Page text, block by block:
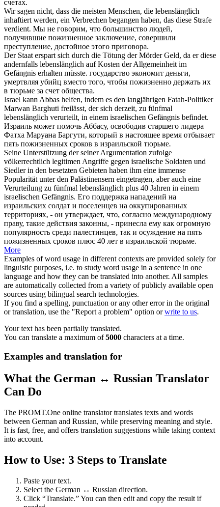
счетах.
Wir sagen nicht, dass die meisten Menschen, die lebenslänglich
inhaftiert werden, ein Verbrechen begangen haben, das diese Strafe
verdient. Мы не говорим, что большинство людей,
получившие пожизненное заключение, совершили
преступление, достойное этого приговора.
Der Staat erspart sich durch die Tötung der Mörder Geld, da er diese
andernfalls lebenslänglich auf Kosten der Allgemeinheit im
Gefängnis erhalten müsste. государство экономит деньги,
умертвляя убийц вместо того, чтобы пожизненно держать их
в тюрьме за счет общества.
Israel kann Abbas helfen, indem es den langjährigen Fatah-Politiker
Marwan Barghuti freilässt, der sich derzeit, zu fünfmal
lebenslänglich verurteilt, in einem israelischen Gefängnis befindet.
Израиль может помочь Аббасу, освободив старшего лидера
Фатха Маруана Баргути, который в настоящее время отбывает
пять пожизненных сроков в израильской тюрьме.
Seine Unterstützung der seiner Argumentation zufolge
völkerrechtlich legitimen Angriffe gegen israelische Soldaten und
Siedler in den besetzten Gebieten haben ihm eine immense
Popularität unter den Palästinensern eingetragen, aber auch eine
Verurteilung zu fünfmal lebenslänglich plus 40 Jahren in einem
israelischen Gefängnis. Его поддержка нападений на
израильских солдат и поселенцев на оккупированных
территориях, - он утверждает, что, согласно международному
праву, такие действия законны, - принесла ему как огромную
популярность среди палестинцев, так и осуждение на пять
пожизненных сроков плюс 40 лет в израильской тюрьме.
More
Examples of word usage in different contexts are provided solely for
linguistic purposes, i.e. to study word usage in a sentence in one
language and how they can be translated into another. All samples
are automatically collected from a variety of publicly available open
sources using bilingual search technologies.
If you find a spelling, punctuation or any other error in the original
or translation, use the "Report a problem" option orwrite to us.
Your text has been partially translated.
You can translate a maximum of5000 characters at a time.
Examples and translation for
What the German ↔ Russian Translator
Can Do
The PROMT.One online translator translates texts and words
between German and Russian, while preserving meaning and style.
It is fast, free, and offers translation suggestions while taking context
into account.
How to Use: 3 Steps to Translate
Paste your text.
Select the German ↔ Russian direction.
Click “Translate.” You can then edit and copy the result if